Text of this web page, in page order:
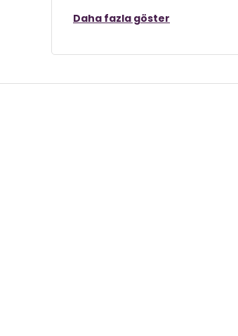
Kol Bilgisi :Kısa Kol
-Büyük bedenleri mevcuttur
Daha fazla göster